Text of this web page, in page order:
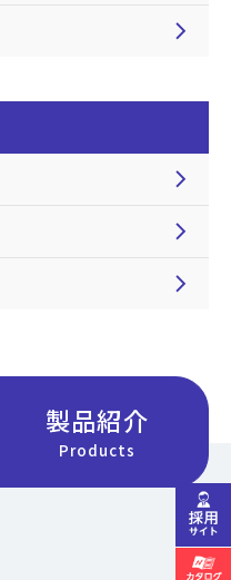
chevron_right
chevron_right
chevron_right
chevron_right
製品紹介
Products